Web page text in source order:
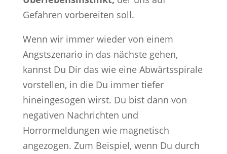
Gefahren vorbereiten soll.
Wenn wir immer wieder von einem
Angstszenario in das nächste gehen,
kannst Du Dir das wie eine Abwärtsspirale
vorstellen, in die Du immer tiefer
hineingesogen wirst. Du bist dann von
negativen Nachrichten und
Horrormeldungen wie magnetisch
angezogen. Zum Beispiel, wenn Du durch